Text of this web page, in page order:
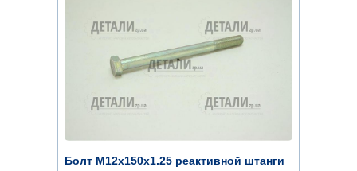
Болт М12x150х1.25 реактивной штанги